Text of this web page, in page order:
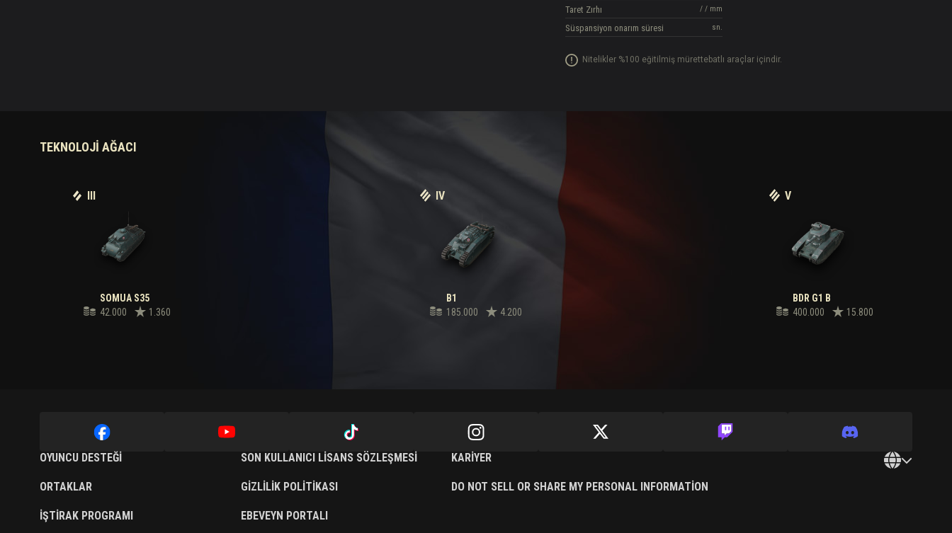
/ / mm
Taret Zırhı
sn.
Süspansiyon onarım süresi
Nitelikler %100 eğitilmiş mürettebatlı araçlar içindir.
TEKNOLOJI AĞACI
SOMUA S35
42.000
1.360
III
B1
185.000
4.200
IV
BDR G1 B
400.000
15.800
V
OYUNCU DESTEĞI
ORTAKLAR
İŞTIRAK PROGRAMI
SON KULLANICI LISANS SÖZLEŞMESI
GIZLILIK POLITIKASI
EBEVEYN PORTALI
KARIYER
DO NOT SELL OR SHARE MY PERSONAL INFORMATION